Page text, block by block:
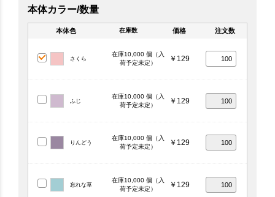
本体カラー/数量
本体色 在庫数 価格 注文数
さくら
在庫10,000 個（入
荷予定未定）
￥129
ふじ
在庫10,000 個（入
荷予定未定）
￥129
りんどう
在庫10,000 個（入
荷予定未定）
￥129
忘れな草
在庫10,000 個（入
荷予定未定）
￥129